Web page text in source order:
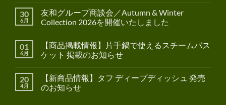
30
6月
友和グループ商談会／Autumn & Winter
Collection 2026を開催いたしました
01
6月
【商品掲載情報】片手鍋で使えるスチームバス
ケット 掲載のお知らせ
20
4月
【新商品情報】タフ ディープディッシュ 発売
のお知らせ